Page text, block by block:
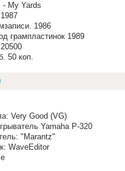
- My Yards
1986
грампластинок 1989
50 коп.
Very Good (VG)
Yamaha P-320
"Marantz"
WaveEditor